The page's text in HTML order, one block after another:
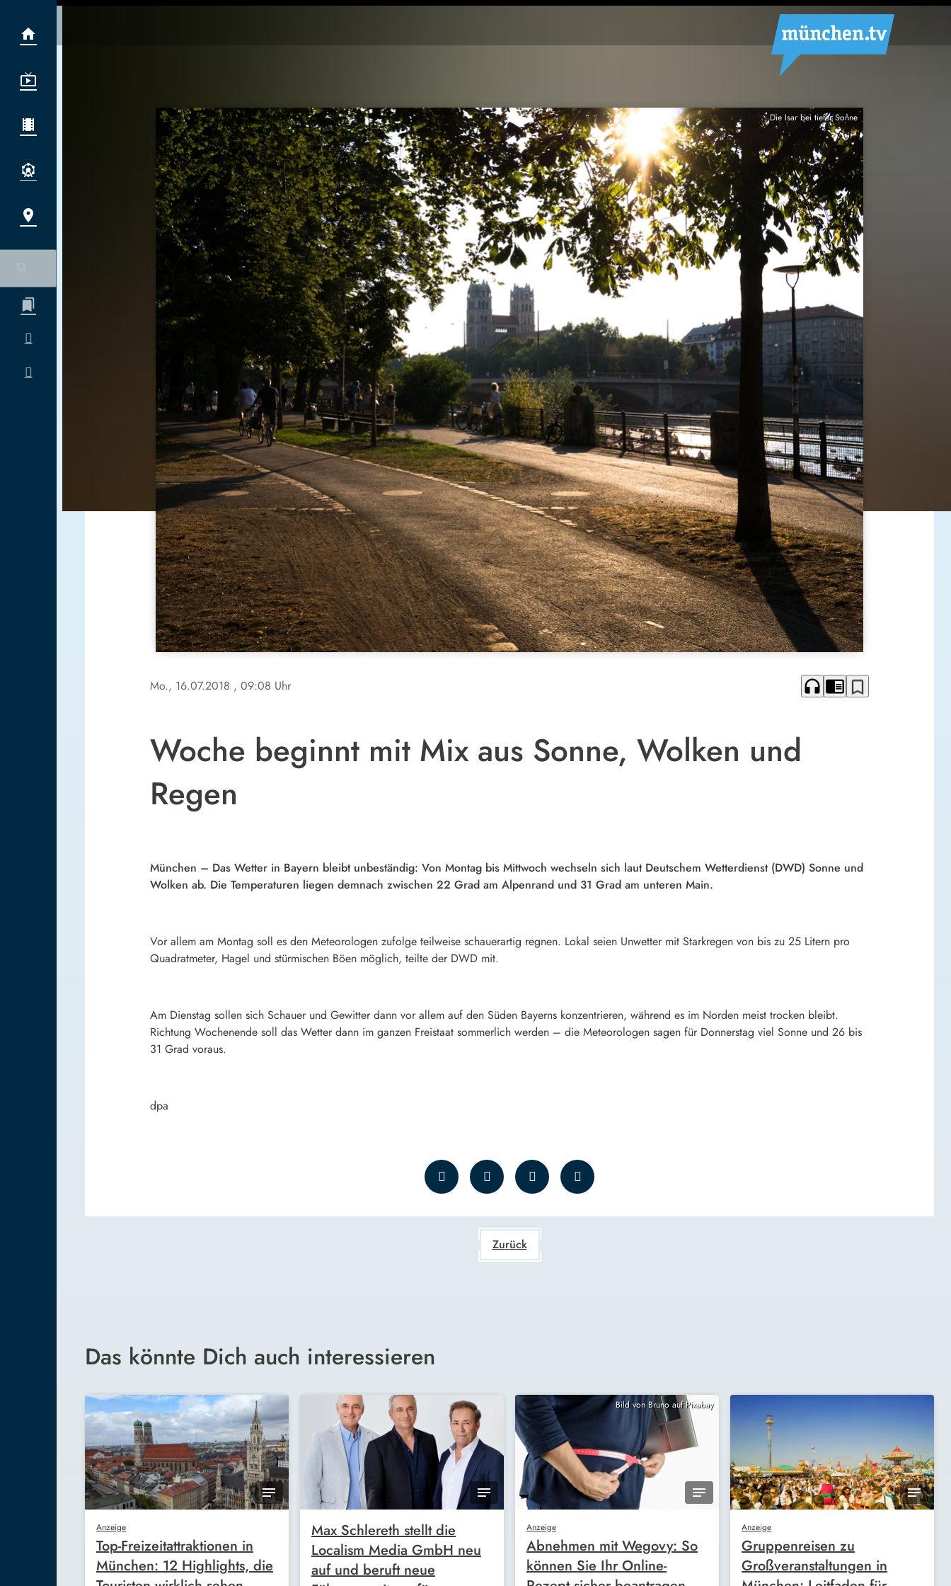
Die Isar bei tiefer Sonne
Mo., 16.07.2018 , 09:08 Uhr headphones chrome_reader_mode bookmark_border
Woche beginnt mit Mix aus Sonne, Wolken und
Regen
München – Das Wetter in Bayern bleibt unbeständig: Von Montag bis Mittwoch wechseln sich laut Deutschem Wetterdienst (DWD) Sonne und
Wolken ab. Die Temperaturen liegen demnach zwischen 22 Grad am Alpenrand und 31 Grad am unteren Main.
Vor allem am Montag soll es den Meteorologen zufolge teilweise schauerartig regnen. Lokal seien Unwetter mit Starkregen von bis zu 25 Litern pro
Quadratmeter, Hagel und stürmischen Böen möglich, teilte der DWD mit.
Am Dienstag sollen sich Schauer und Gewitter dann vor allem auf den Süden Bayerns konzentrieren, während es im Norden meist trocken bleibt.
Richtung Wochenende soll das Wetter dann im ganzen Freistaat sommerlich werden – die Meteorologen sagen für Donnerstag viel Sonne und 26 bis
31 Grad voraus.
dpa
Zurück
Das könnte Dich auch interessieren
Anzeige
Top-Freizeitattraktionen in
München: 12 Highlights, die
Max Schlereth stellt die
Localism Media GmbH neu
auf und beruft neue
Bild von Bruno auf Pixabay
Anzeige
Abnehmen mit Wegovy: So
können Sie Ihr Online-
Anzeige
Gruppenreisen zu
Großveranstaltungen in